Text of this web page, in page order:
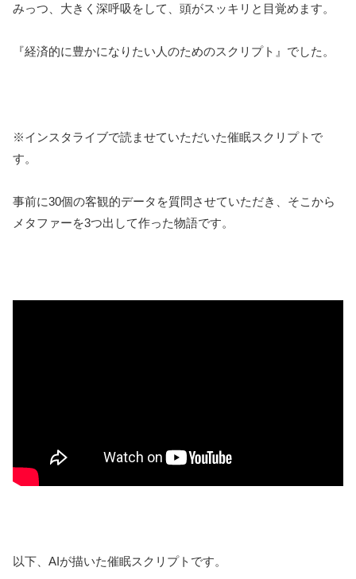
みっつ、大きく深呼吸をして、頭がスッキリと目覚めます。
『経済的に豊かになりたい人のためのスクリプト』でした。
※インスタライブで読ませていただいた催眠スクリプトで
す。
事前に30個の客観的データを質問させていただき、そこから
メタファーを3つ出して作った物語です。
以下、AIが描いた催眠スクリプトです。